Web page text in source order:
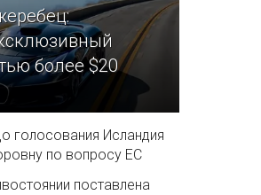
более $20
голосования Исландия
по вопросу ЕС
поставлена